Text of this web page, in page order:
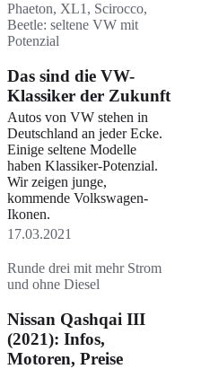
Phaeton, XL1, Scirocco,
Beetle: seltene VW mit
Potenzial
Das sind die VW-
Klassiker der Zukunft
Autos von VW stehen in
Deutschland an jeder Ecke.
Einige seltene Modelle
haben Klassiker-Potenzial.
Wir zeigen junge,
kommende Volkswagen-
Ikonen.
17.03.2021
Runde drei mit mehr Strom
und ohne Diesel
Nissan Qashqai III
(2021): Infos,
Motoren, Preise